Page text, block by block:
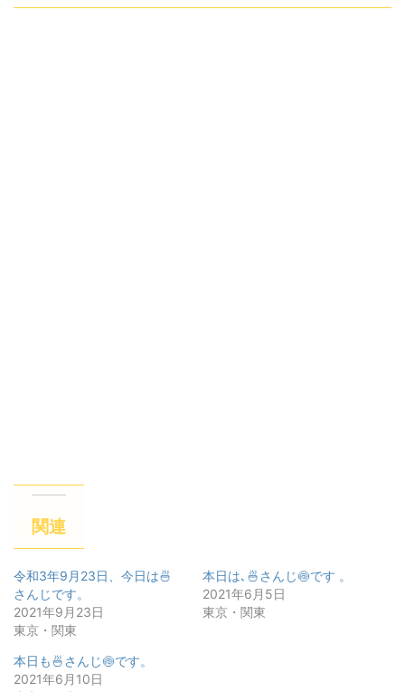
関連
令和3年9月23日、今日は🍜
さんじです。
2021年9月23日
東京・関東
本日は､🍜さんじ🍥です 。
2021年6月5日
東京・関東
本日も🍜さんじ🍥です。
2021年6月10日